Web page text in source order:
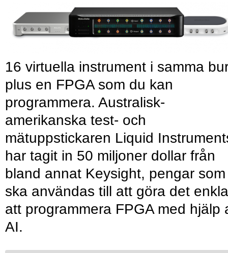
16 virtuella instrument i samma
plus en FPGA som du kan
programmera. Australisk-
amerikanska test- och
mätuppstickaren Liquid
har tagit in 50 miljoner dollar från
bland annat Keysight, pengar som
ska användas till att göra det
att programmera FPGA med hjälp
AI.